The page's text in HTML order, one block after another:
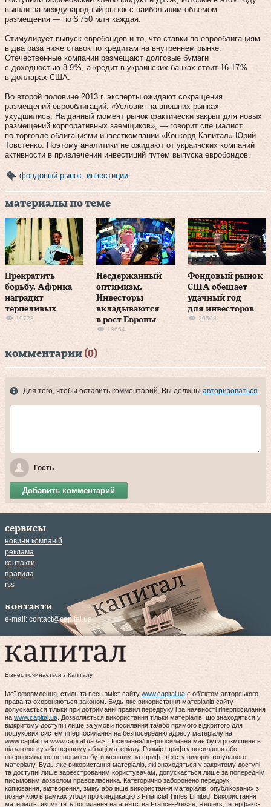
вышли на международный рынок с наибольшим объемом
размещения — по $ 750 млн каждая.
Стимулирует выпуск евробондов и то, что ставки по еврооблигациям
в два раза ниже ставок по кредитам на внутреннем рынке.
Отечественные компании размещают долговые бумаги
с доходностью 8‑9 %, а кредит в украинских банках стоит 16‑17 %
в долларах США.
Во второй половине 2013 г. эксперты ожидают сокращения
размещений еврооблигаций. «Условия на внешних рынках
ухудшились. На данный момент рынок фактически закрыт для новых
размещений корпоративных заемщиков», — говорит специалист
по торговле облигациями инвесткомпании «Конкорд Капитал» Юрий
Товстенко. Поэтому аналитики не ожидают от украинских компаний
активности в привлечении инвестиций путем выпуска евробондов.
фондовый рынок, инвестиции
материалы по теме
Прекратить
борьбу. Африка
наградит
терпеливых
19723
Несдержанный
оптимизм.
Инвесторы
вкладываются
в рост Европы
18664
Фондовый рынок
США обещает
удачный год
для инвесторов
20508
комментарии (0)
Для того, чтобы оставить комментарий, Вы должны авторизоваться
Гость
Добавить комментарий
сервисы
новини компаній
реклама
контакти
правила
rss
контакти
e-mail: contact@capital.ua
Бізнес починається з Капіталу
Ідеї оформлення, стиль та весь зміст сайту www.capital.ua є об'єктом авторського
права та охороняються законом. Будь-яке використання матеріалів сайту
допускається тільки при дотриманні правил передруку і за наявності гіперпосилання
на www.capital.ua . Дозволяється використання тільки матеріалів, що знаходяться у
відкритому доступі і лише за умови посилання та/або прямого відкритого для
пошукових систем гіперпосилання на безпосередню адресу матеріалу на
www.capital.ua www.capital.ua /a>. Посилання/гіперпосилання має бути розміщене в
підзаголовку або першому абзаці матеріалу. Розмір шрифту посилання або
гіперпосилання не повинен бути меншим за шрифт тексту використовуваного
матеріалу. Будь-яке використання матеріалів, які знаходяться у закритому доступі
та доступні лише зареєстрованим користувачам, допускається лише за попереднім
письмовим дозволом правовласника. Категорично заборонено передрук,
копіювання, відтворення, зміну або інше використання матеріалів, опублікованих з
позначкою в рамках угоди про синдикацію з Financial Times Limited. Використання
матеріалів, які містять посилання на агентства France-Presse, Reuters, Інтерфакс-